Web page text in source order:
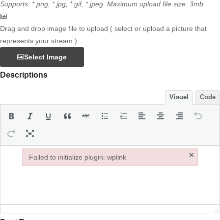
Supports: *.png, *.jpg, *.gif, *.jpeg. Maximum upload file size: 3mb
Drag and drop image file to upload ( select or upload a picture that
represents your stream )
Select Image
Descriptions
Visuel Code
Failed to initialize plugin: wplink ×
Failed to initialize plugin: wplink